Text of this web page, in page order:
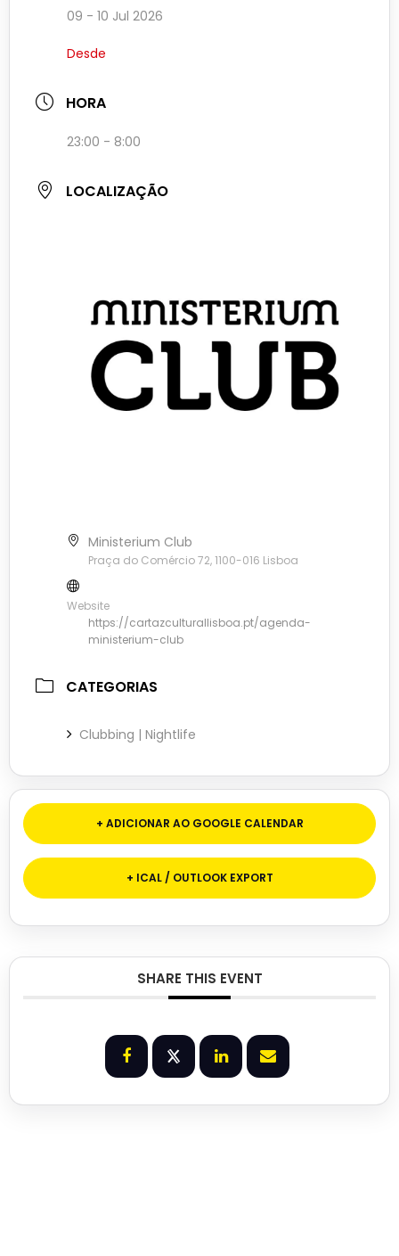
09 - 10 Jul 2026
Desde
HORA
23:00 - 8:00
LOCALIZAÇÃO
Ministerium Club
Praça do Comércio 72, 1100-016 Lisboa
Website
https://cartazculturallisboa.pt/agenda-
ministerium-club
CATEGORIAS
Clubbing | Nightlife
+ ADICIONAR AO GOOGLE CALENDAR
+ ICAL / OUTLOOK EXPORT
SHARE THIS EVENT